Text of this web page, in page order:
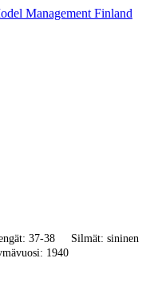
37-38
Silmät: sininen
1940